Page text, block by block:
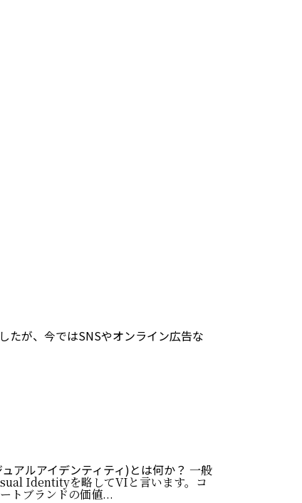
たが、今ではSNSやオンライン広告な
アルアイデンティティ)とは何か？ 一般
Identityを略してVIと言います。コ
トブランドの価値...